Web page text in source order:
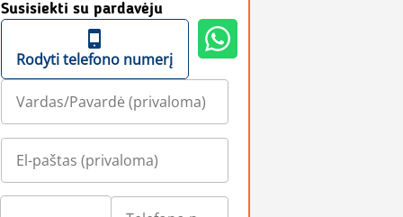
Susisiekti su pardavėju
Rodyti telefono numerį